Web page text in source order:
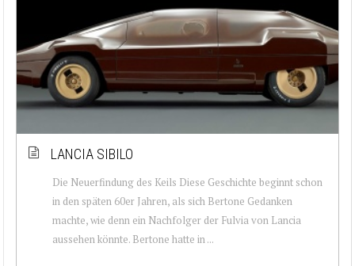
LANCIA SIBILO
Die Neuerfindung des Keils Diese Geschichte beginnt schon
in den späten 60er Jahren, als sich Bertone Gedanken
machte, wie denn ein Nachfolger der Fulvia von Lancia
aussehen könnte. Bertone hatte in ...